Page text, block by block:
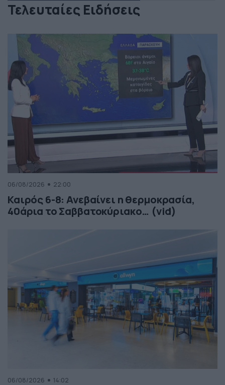
Τελευταίες Ειδήσεις
06/08/2026 22:00
Καιρός 6-8: Ανεβαίνει η θερμοκρασία,
40άρια το Σαββατοκύριακο… (vid)
06/08/2026 14:02